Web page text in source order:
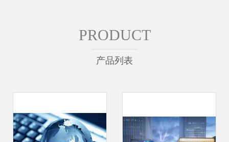
PRODUCT
产品列表